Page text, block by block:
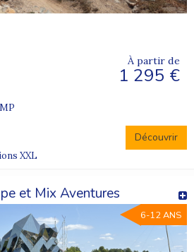
À partir de
1 295 €
Découvrir
XXL
et Mix Aventures
6-12 ANS